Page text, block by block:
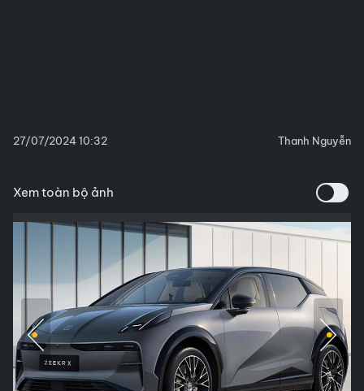
27/07/2024 10:32 Thanh Nguyễn
Xem toàn bộ ảnh